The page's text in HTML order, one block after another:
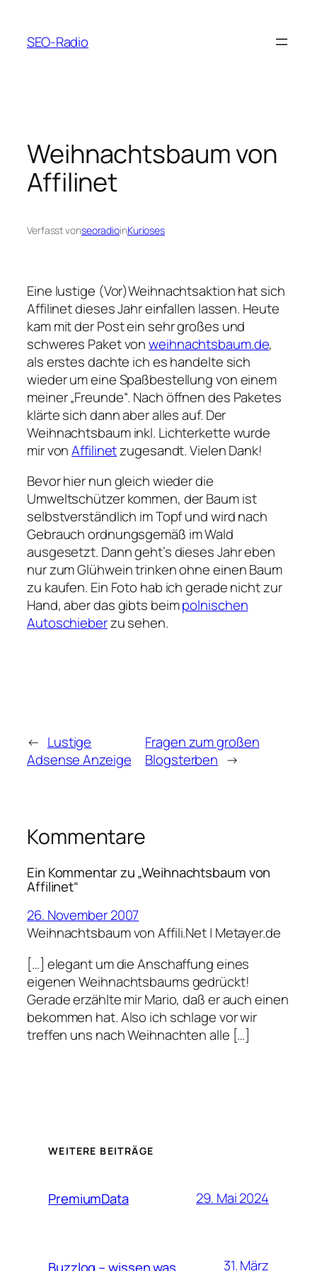
springen
SEO-Radio
Weihnachtsbaum von
Affilinet
Verfasst vonseoradioinKurioses
Eine lustige (Vor)Weihnachtsaktion hat sich
Affilinet dieses Jahr einfallen lassen. Heute
kam mit der Post ein sehr großes und
schweres Paket vonweihnachtsbaum.de,
als erstes dachte ich es handelte sich
wieder um eine Spaßbestellung von einem
meiner „Freunde“. Nach öffnen des Paketes
klärte sich dann aber alles auf. Der
Weihnachtsbaum inkl. Lichterkette wurde
mir vonAffilinetzugesandt. Vielen Dank!
Bevor hier nun gleich wieder die
Umweltschützer kommen, der Baum ist
selbstverständlich im Topf und wird nach
Gebrauch ordnungsgemäß im Wald
ausgesetzt. Dann geht’s dieses Jahr eben
nur zum Glühwein trinken ohne einen Baum
zu kaufen. Ein Foto hab ich gerade nicht zur
Hand, aber das gibts beimpolnischen
Autoschieberzu sehen.
← Lustige
Adsense Anzeige
Fragen zum großen
Blogsterben →
Kommentare
Ein Kommentar zu „Weihnachtsbaum von
Affilinet“
26. November 2007
Weihnachtsbaum von Affili.Net | Metayer.de
[…] elegant um die Anschaffung eines
eigenen Weihnachtsbaums gedrückt!
Gerade erzählte mir Mario, daß er auch einen
bekommen hat. Also ich schlage vor wir
treffen uns nach Weihnachten alle […]
WEITERE BEITRÄGE
PremiumData 29. Mai 2024
Buzzlog – wissen was 31. März